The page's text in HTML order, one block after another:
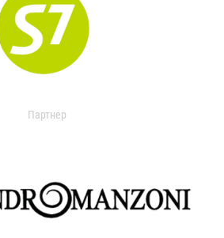
Партнер